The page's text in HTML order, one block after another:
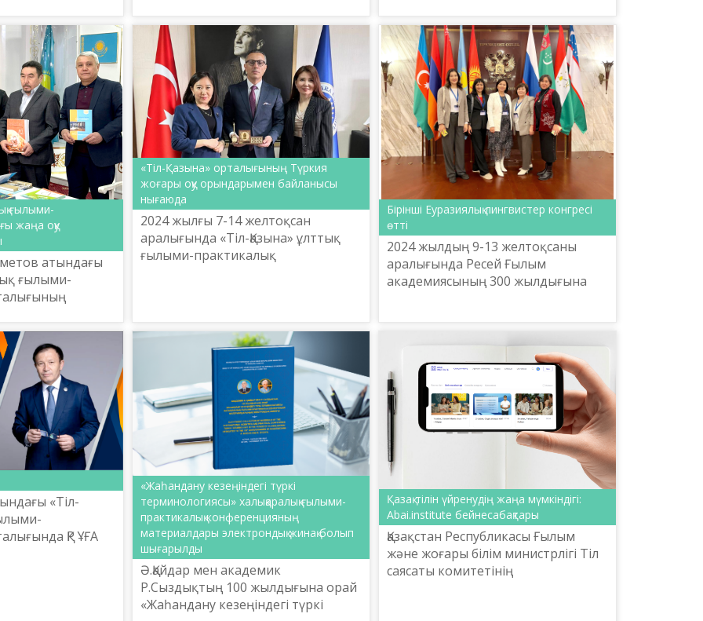
Қазына» ұлттық ғылыми-
практикалық орталығы бес деңгей
бойынша лексика-гра...
ғылыми-
жаңа оқу
атындағы
ғылыми-
нақты
А1, А2, В1, ...
«Тіл-Қазына» орталығының Түркия
жоғары оқу орындарымен байланысы
нығаюда
2024 жылғы 7-14 желтоқсан
аралығында «Тіл-Қазына» ұлттық
ғылыми-практикалық
Бірінші Еуразиялық лингвистер конгресі
өтті
2024 жылдың 9-13 желтоқсаны
аралығында Ресей Ғылым
академиясының 300 жылдығына
және жоғары білім министрлігінің
«Тіл-
ҚР ҰҒА
«Жаһандану кезеңіндегі түркі
терминологиясы» халықаралық ғылыми-
практикалық конференцияның
материалдары электрондық жинақ болып
шығарылды
Ә.Қайдар мен академик
Р.Сыздықтың 100 жылдығына орай
«Жаһандану кезеңіндегі түркі
Қазақ тілін үйренудің жаңа мүмкіндігі:
Abai.institute бейнесабақтары
Қазақстан Республикасы Ғылым
және жоғары білім министрлігі Тіл
саясаты комитетінің